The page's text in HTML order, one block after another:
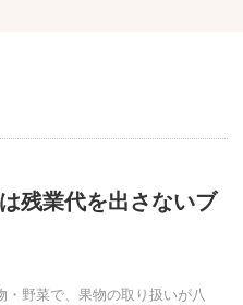
残業代を出さないブ
野菜で、果物の取り扱いが八